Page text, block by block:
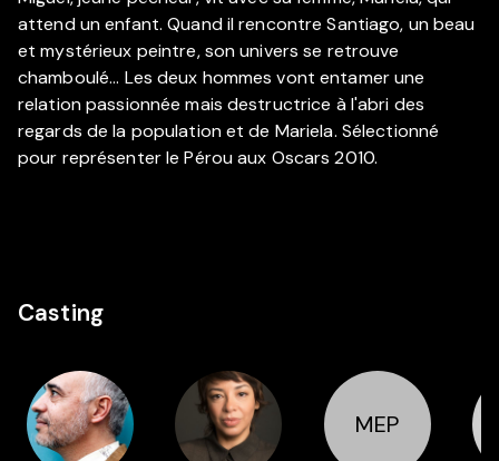
attend un enfant. Quand il rencontre Santiago, un beau
et mystérieux peintre, son univers se retrouve
chamboulé... Les deux hommes vont entamer une
relation passionnée mais destructrice à l'abri des
regards de la population et de Mariela. Sélectionné
pour représenter le Pérou aux Oscars 2010.
Casting
MEP